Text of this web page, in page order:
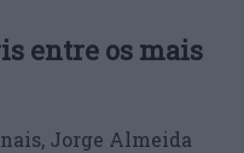
entre os mais
Jorge Almeida